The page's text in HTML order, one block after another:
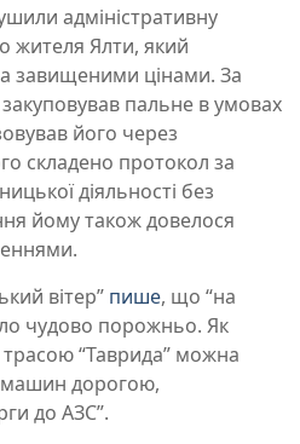
адміністративну
жителя Ялти, який
завищеними цінами. За
закуповував пальне в умовах
його через
складено протокол за
діяльності без
йому також довелося
вітер” пише, що “на
чудово порожньо. Як
трасою “Таврида” можна
машин дорогою,
до АЗС”.